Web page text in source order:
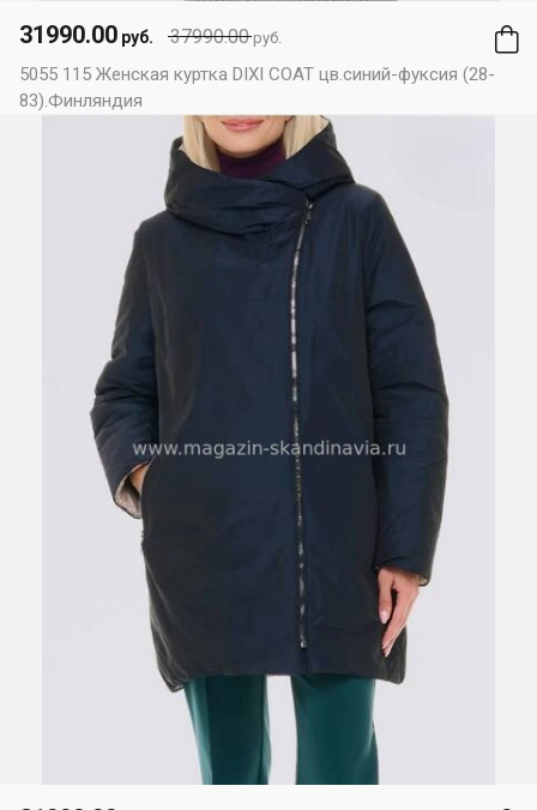
37990.00руб.
31990.00 руб.
5055 115 Женская куртка DIXI COAT цв.синий-фуксия (28-
83).Финляндия